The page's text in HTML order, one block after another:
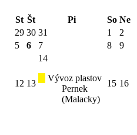
St Št Pi So Ne
29 30 31 1
2
5 6 7 8 9
12 13
14
Vývoz plastov
Pernek
(Malacky)
15 16